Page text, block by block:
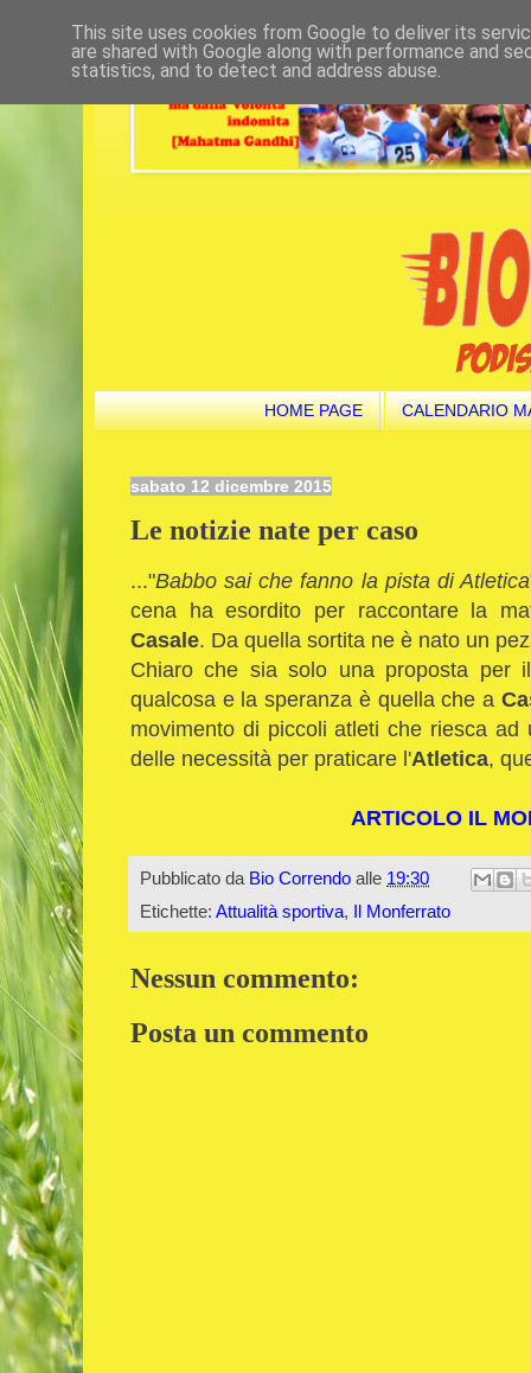
HOME PAGE CALENDARIO
sabato 12 dicembre 2015
Le notizie nate per caso
..."Babbo sai che fanno la pista di Atletica
cena ha esordito per raccontare la
Casale. Da quella sortita ne è nato un
Chiaro che sia solo una proposta
qualcosa e la speranza è quella che a
movimento di piccoli atleti che riesca
delle necessità per praticare l'Atletica,
ARTICOLO IL
Pubblicato da Bio Correndo alle 19:30
Etichette: Attualità sportiva, Il Monferrato
Nessun commento:
Posta un commento
This site uses cookies from Google to deliver its
are shared with Google along with performance and
statistics, and to detect and address abuse.